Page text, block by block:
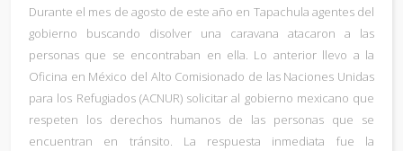
Durante el mes de agosto de este año en Tapachula agentes del
gobierno buscando disolver una caravana atacaron a las
personas que se encontraban en ella. Lo anterior llevo a la
Oficina en México del Alto Comisionado de las Naciones Unidas
para los Refugiados (ACNUR) solicitar al gobierno mexicano que
respeten los derechos humanos de las personas que se
encuentran en tránsito. La respuesta inmediata fue la